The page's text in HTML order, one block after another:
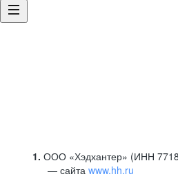
1. ООО «Хэдхантер» (ИНН
сайта www.hh.ru